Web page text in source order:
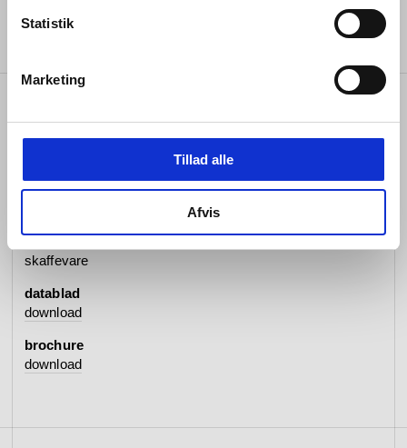
Statistik
Marketing
Tillad alle
Afvis
specifikationer
varenummer
skaffevare
datablad
download
brochure
download